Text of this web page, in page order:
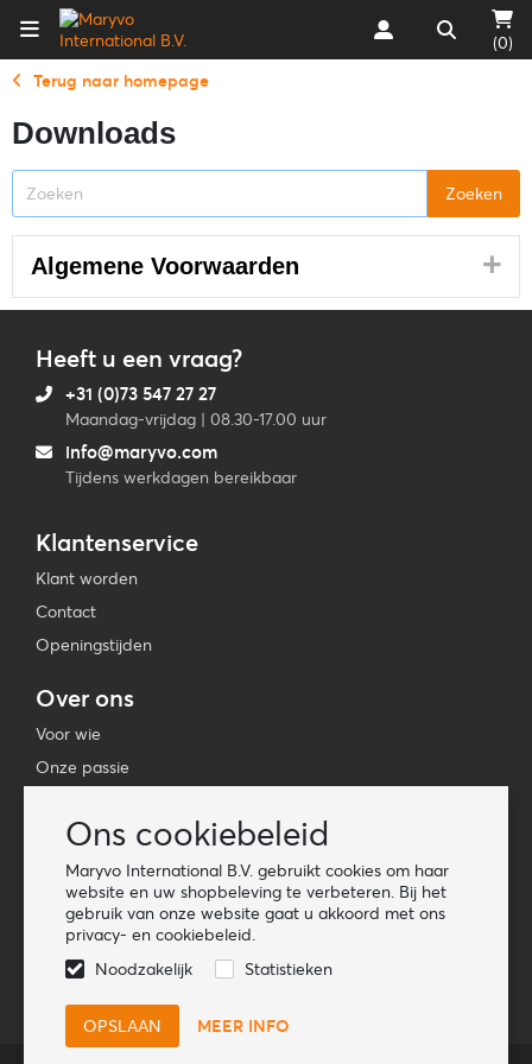
Ons cookiebeleid
Maryvo International B.V. gebruikt cookies om haar
website en uw shopbeleving te verbeteren. Bij het
gebruik van onze website gaat u akkoord met ons
privacy- en cookiebeleid.
Noodzakelijk
Statistieken
MEER INFO
(0)
Terug naar homepage
Downloads
Algemene Voorwaarden
Heeft u een vraag?
+31 (0)73 547 27 27
Maandag-vrijdag | 08.30-17.00 uur
info@maryvo.com
Tijdens werkdagen bereikbaar
Klantenservice
Klant worden
Contact
Openingstijden
Over ons
Voor wie
Onze passie
Informatie
Algemene voorwaarden
Cookiebeleid
Nieuws